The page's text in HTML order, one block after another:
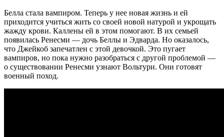
Белла стала вампиром. Теперь у нее новая жизнь и ей
приходится учиться жить со своей новой натурой и укрощать
жажду крови. Каллены ей в этом помогают. В их семьей
появилась Ренесми — дочь Беллы и Эдварда. Но оказалось,
что Джейкоб запечатлен с этой девочкой. Это пугает
вампиров, но пока нужно разобраться с другой проблемой —
о существовании Ренесми узнают Вольтури. Они готовят
военный поход.